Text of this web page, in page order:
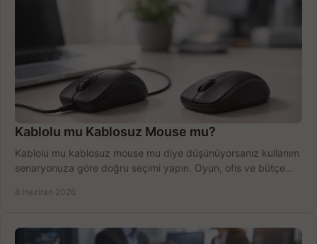
Kablolu mu Kablosuz Mouse mu?
Kablolu mu kablosuz mouse mu diye düşünüyorsanız kullanım
senaryonuza göre doğru seçimi yapın. Oyun, ofis ve bütçe
8 Haziran 2026